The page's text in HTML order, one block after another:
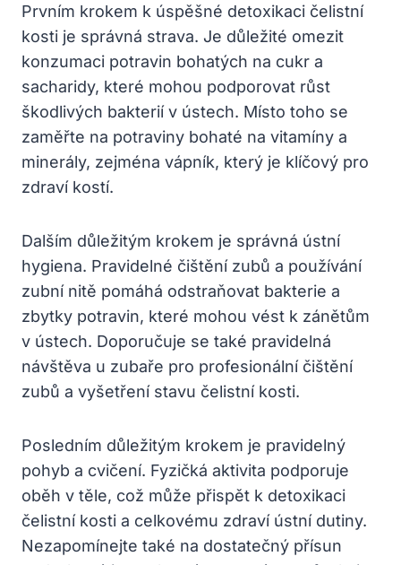
Prvním krokem k úspěšné detoxikaci čelistní
kosti je správná strava. Je důležité omezit
konzumaci potravin bohatých na cukr a
sacharidy, které mohou podporovat růst
škodlivých bakterií v ústech. Místo toho se
zaměřte na potraviny bohaté na vitamíny a
minerály, zejména vápník, který je klíčový pro
zdraví kostí.
Dalším důležitým krokem je správná ústní
hygiena. Pravidelné čištění zubů a používání
zubní nitě pomáhá odstraňovat bakterie a
zbytky potravin, které mohou vést k zánětům
v ústech. Doporučuje se také pravidelná
návštěva u zubaře pro profesionální čištění
zubů a vyšetření stavu čelistní kosti.
Posledním důležitým krokem je pravidelný
pohyb a cvičení. Fyzičká aktivita podporuje
oběh v těle, což může přispět k detoxikaci
čelistní kosti a celkovému zdraví ústní dutiny.
Nezapomínejte také na dostatečný přísun